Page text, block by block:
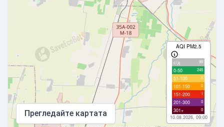
AQI PM2.5
с/д 99
0-50 245
51-100 5
101-150 0
151-200 1
201-300 0
301+ 0
10.08.2026, 09:00
Прегледайте картата